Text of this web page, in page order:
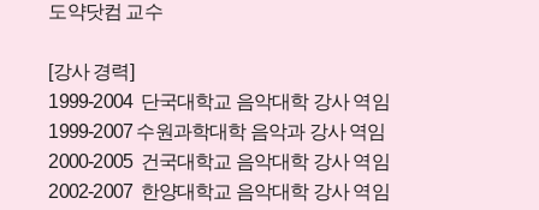
도약닷컴 교수
[강사 경력]
1999-2004 단국대학교 음악대학 강사 역임
1999-2007 수원과학대학 음악과 강사 역임
2000-2005 건국대학교 음악대학 강사 역임
2002-2007 한양대학교 음악대학 강사 역임